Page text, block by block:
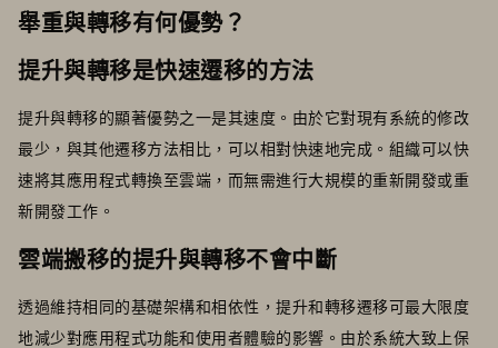
舉重與轉移有何優勢？
提升與轉移是快速遷移的方法
提升與轉移的顯著優勢之一是其速度。由於它對現有系統的修改
最少，與其他遷移方法相比，可以相對快速地完成。組織可以快
速將其應用程式轉換至雲端，而無需進行大規模的重新開發或重
新開發工作。
雲端搬移的提升與轉移不會中斷
透過維持相同的基礎架構和相依性，提升和轉移遷移可最大限度
地減少對應用程式功能和使用者體驗的影響。由於系統大致上保